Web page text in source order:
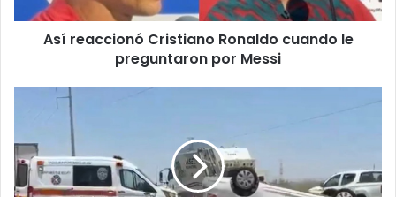
Messi
Así reaccionó Cristiano Ronaldo cuando le
preguntaron por Messi
tras
aparatosa
volcadura